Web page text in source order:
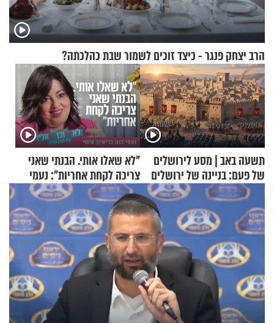
הרב יצחק פנגר - כיצד זוכים לשמור שבת כהלכתה?
תשעה באב | מסע לירושלים
של פעם: בניינה של ירושלים
"לא שאלו אותי. הבנתי שאני
צריכה לקחת אחריות": נעמי
בנט בריאיון אישי